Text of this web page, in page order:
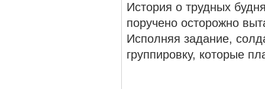
История о трудных
поручено осторожно
Исполняя задание,
группировку, которые